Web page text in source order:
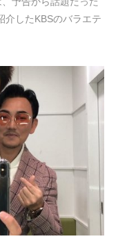
介したKBSのバラエテ